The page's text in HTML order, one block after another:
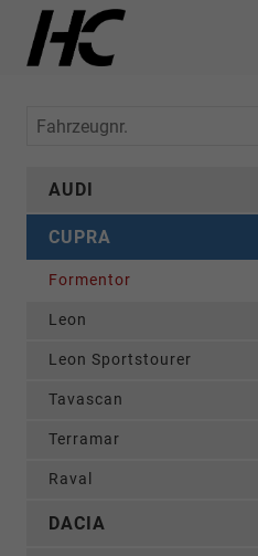
Fahrzeugnr.
AUDI
CUPRA
Formentor
Leon
Leon Sportstourer
Tavascan
Terramar
Raval
DACIA